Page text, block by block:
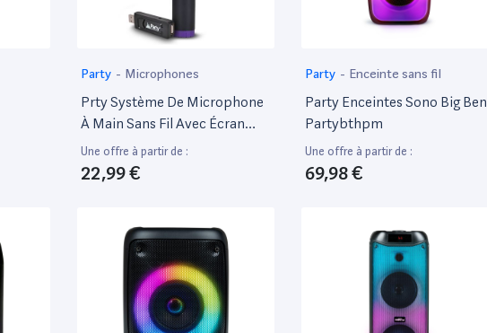
Party - Microphones
Prty Système De Microphone
À Main Sans Fil Avec Écran
Digital Uhf Via Usb
Une offre à partir de :
22,99 €
Party - Enceinte sans fil
Party Enceintes Sono Big Ben
Partybthpm
Une offre à partir de :
69,98 €